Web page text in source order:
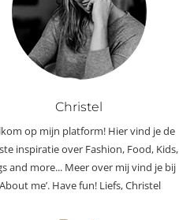
Christel
op mijn platform! Hier vind je de
inspiratie over Fashion, Food, Kids,
and more... Meer over mij vind je bij
me’. Have fun! Liefs, Christel